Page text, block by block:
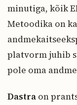
minutiga, kõik
Metoodika on
platvorm juhib
pole oma
Dastra on